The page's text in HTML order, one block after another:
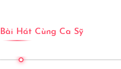
Bài Hát Cùng Ca Sỹ